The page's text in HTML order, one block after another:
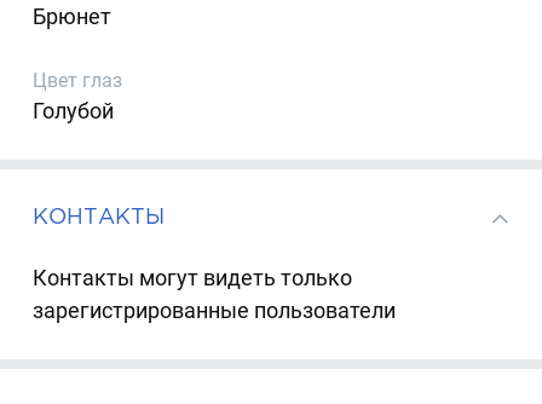
Брюнет
Цвет глаз
Голубой
КОНТАКТЫ
Контакты могут видеть только
зарегистрированные пользователи